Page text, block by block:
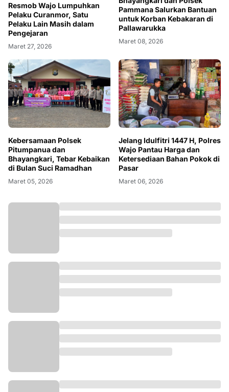
Resmob Wajo Lumpuhkan
Pelaku Curanmor, Satu
Pelaku Lain Masih dalam
Pengejaran
Maret 27, 2026
Pammana Salurkan Bantuan
untuk Korban Kebakaran di
Pallawarukka
Maret 08, 2026
Kebersamaan Polsek
Pitumpanua dan
Bhayangkari, Tebar Kebaikan
di Bulan Suci Ramadhan
Maret 05, 2026
Jelang Idulfitri 1447 H, Polres
Wajo Pantau Harga dan
Ketersediaan Bahan Pokok di
Pasar
Maret 06, 2026